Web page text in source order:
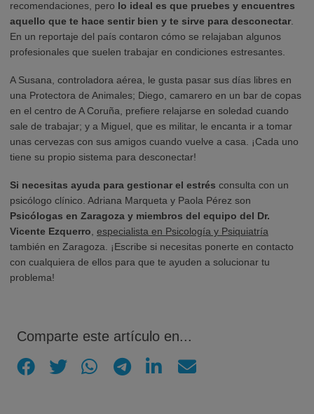
recomendaciones, pero lo ideal es que pruebes y encuentres
aquello que te hace sentir bien y te sirve para desconectar
En un reportaje del país contaron cómo se relajaban algunos
profesionales que suelen trabajar en condiciones estresantes.
A Susana, controladora aérea, le gusta pasar sus días libres en
una Protectora de Animales; Diego, camarero en un bar de copas
en el centro de A Coruña, prefiere relajarse en soledad cuando
sale de trabajar; y a Miguel, que es militar, le encanta ir a tomar
unas cervezas con sus amigos cuando vuelve a casa. ¡Cada uno
tiene su propio sistema para desconectar!
Si necesitas ayuda para gestionar el estrés consulta con un
psicólogo clínico. Adriana Marqueta y Paola Pérez son
Psicólogas en Zaragoza y miembros del equipo del Dr.
Vicente Ezquerro especialista en Psicología y Psiquiatría
también en Zaragoza. ¡Escribe si necesitas ponerte en contacto
con cualquiera de ellos para que te ayuden a solucionar tu
problema!
Comparte este artículo en...